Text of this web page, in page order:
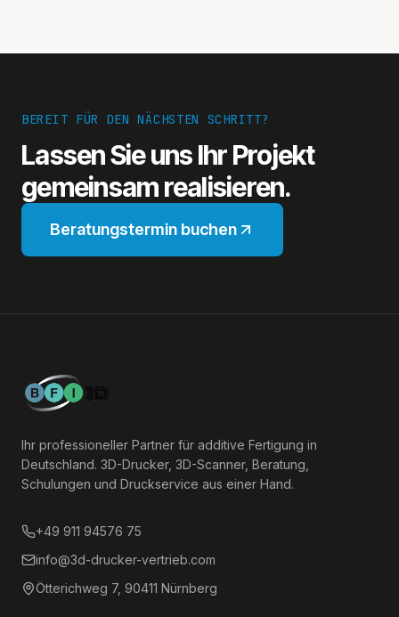
BEREIT FÜR DEN NÄCHSTEN SCHRITT?
Lassen Sie uns Ihr Projekt
gemeinsam realisieren.
Beratungstermin buchen
Ihr professioneller Partner für additive Fertigung in
Deutschland. 3D-Drucker, 3D-Scanner, Beratung,
Schulungen und Druckservice aus einer Hand.
+49 911 94576 75
info@3d-drucker-vertrieb.com
Ötterichweg 7, 90411 Nürnberg